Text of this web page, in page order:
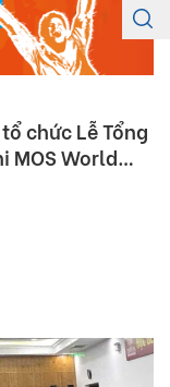
chức Lễ Tổng
MOS World